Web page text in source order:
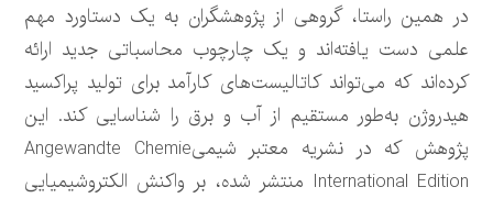
در همین راستا، گروهی از پژوهشگران به یک دستاورد مهم
علمی دست یافته‌اند و یک چارچوب محاسباتی جدید ارائه
کرده‌اند که می‌تواند کاتالیست‌های کارآمد برای تولید پراکسید
هیدروژن به‌طور مستقیم از آب و برق را شناسایی کند. این
پژوهش که در نشریه معتبر شیمیAngewandte Chemie
International Edition منتشر شده، بر واکنش الکتروشیمیایی